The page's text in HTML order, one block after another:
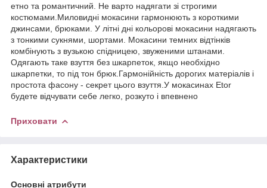
етно та романтичний. Не варто надягати зі строгими
костюмами.Миловидні мокасини гармонюють з короткими
джинсами, брюками. У літні дні кольорові мокасини надягають
з тонкими сукнями, шортами. Мокасини темних відтінків
комбінують з вузькою спідницею, звуженими штанами.
Одягають таке взуття без шкарпеток, якщо необхідно
шкарпетки, то під тон брюк.Гармонійність дорогих матеріалів і
простота фасону - секрет цього взуття.У мокасинах Etor
будете відчувати себе легко, розкуто і впевнено
Приховати
Характеристики
Основні атрибути